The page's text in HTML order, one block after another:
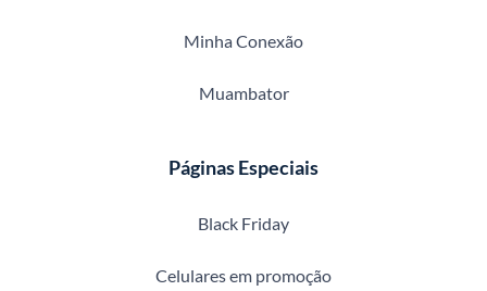
Minha Conexão
Muambator
Páginas Especiais
Black Friday
Celulares em promoção